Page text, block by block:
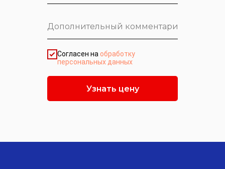
Согласен на обработку
персональных данных
Узнать цену